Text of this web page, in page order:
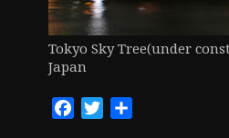
Tokyo Sky Tree(under
Japan
FacebookTwitter